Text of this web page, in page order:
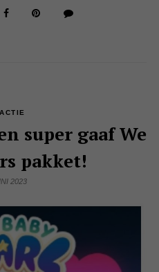
super gaaf We
pakket!
2023